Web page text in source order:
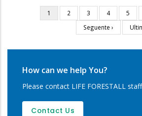
Pagination
Current
page
1 Page
2 Page
3 Page
4 Page
5
Next
page
Seguente ›
Last
How can we help You?
Please contact LIFE FORESTALL staff
Contact Us